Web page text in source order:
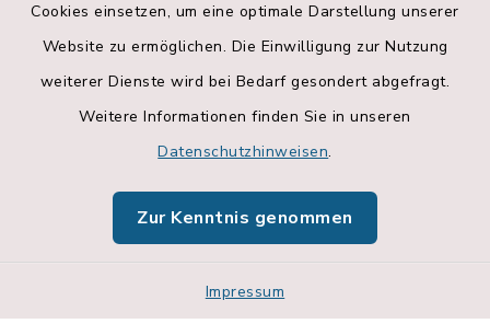
Cookies einsetzen, um eine optimale Darstellung unserer
Website zu ermöglichen. Die Einwilligung zur Nutzung
weiterer Dienste wird bei Bedarf gesondert abgefragt.
Weitere Informationen finden Sie in unseren
Datenschutzhinweisen.
Zur Kenntnis genommen
Impressum
Barrierefreiheit
Impressum
Sitemap